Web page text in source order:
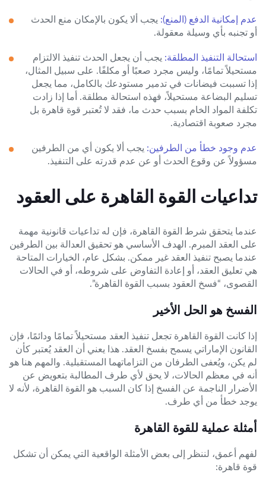
عدم إمكانية الدفع (المنع): يجب ألا يكون بالإمكان منع الحدث
أو تجنبه بأي وسيلة معقولة.
استحالة التنفيذ المطلقة: يجب أن يجعل الحدث تنفيذ الالتزام
مستحيلاً تمامًا، وليس مجرد صعبًا أو مكلفًا. على سبيل المثال،
إذا تسببت فيضانات في تدمير مستودعك بالكامل، مما يجعل
تسليم البضاعة مستحيلاً، فهذه استحالة مطلقة. أما إذا زادت
تكلفة المواد الخام بسبب حدث ما، فقد لا تُعتبر قوة قاهرة بل
مجرد صعوبة اقتصادية.
عدم وجود خطأ من الطرفين: يجب ألا يكون أي من الطرفين
مسؤولاً عن وقوع الحدث أو عن عدم قدرته على التنفيذ.
تداعيات القوة القاهرة على العقود
عندما يتحقق شرط القوة القاهرة، فإن له تداعيات قانونية مهمة
على العقد المبرم. الهدف الأساسي هو تحقيق العدالة بين الطرفين
عندما يصبح تنفيذ العقد غير ممكن. بشكل عام، الخيارات المتاحة
هي تعليق العقد، أو إعادة التفاوض على شروطه، أو في الحالات
القصوى، “فسخ العقود بسبب القوة القاهرة”.
الفسخ هو الحل الأخير
إذا كانت القوة القاهرة تجعل تنفيذ العقد مستحيلاً تمامًا ودائمًا، فإن
القانون الإماراتي يسمح بفسخ العقد. هذا يعني أن العقد يُعتبر كأن
لم يكن، ويُعفى الطرفان من التزاماتهما المستقبلية. والمهم هنا هو
أنه في معظم الحالات، لا يحق لأي طرف المطالبة بتعويض عن
الأضرار الناجمة عن الفسخ إذا كان السبب هو القوة القاهرة، لأنه لا
يوجد خطأ من أي طرف.
أمثلة عملية للقوة القاهرة
لفهم أعمق، لننظر إلى بعض الأمثلة الواقعية التي يمكن أن تشكل
قوة قاهرة: